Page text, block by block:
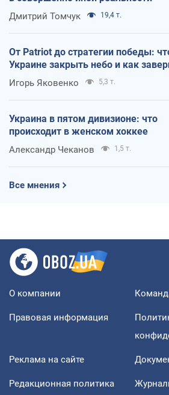
Дмитрий Томчук 19,4 т.
От Patriot до стратегии победы:
Украине закрыть небо и как
Игорь Яковенко 5,3 т.
Украина в пятом дивизионе: что
происходит в женском хоккее
Александр Чеканов 1,5 т.
Все мнения
О компании
Правовая информация
Реклама на сайте
Редакционная политика